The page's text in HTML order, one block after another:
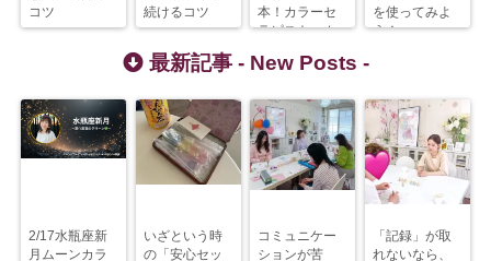
コツ
続けるコツ
本！カラーセ
ラピスト、カ
コーチ、講師
を使ってみよ
う！
最新記事 - New Posts -
2/17水瓶座新
月ムーンカラ
いざという時
の「安心セッ
コミュニケー
ションが苦
「記録」が取
れないなら、